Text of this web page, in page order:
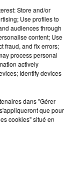
TAYLOR
Shake
A
La
Store and/or
Use profiles to
audiences through
content; Use
fraud, and fix errors;
process personal
actively
Identify devices
dans "Gérer
que pour
cookies" situé en